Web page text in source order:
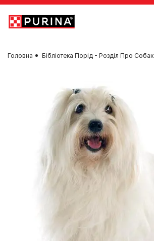
Skip to main content
Головна Бібліотека Порід - Розділ Про Собак